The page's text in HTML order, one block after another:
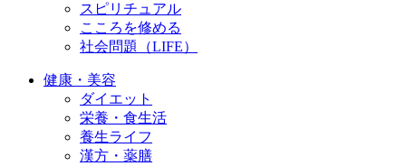
スピリチュアル
こころを修める
社会問題（LIFE）
健康・美容
ダイエット
栄養・食生活
養生ライフ
漢方・薬膳